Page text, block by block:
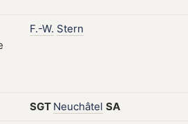
F.-W. Stern
SGT Neuchâtel SA